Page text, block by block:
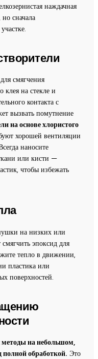
наждачная
сначала
смягчения
клея на стекле и
контакта с
вызвать помутнение
на основе хлористого
хорошей вентиляции
наносите
или кисти —
чтобы избежать
на низких или
эпоксид для
тепло в движении,
пластика или
поверхностей.
методы на небольшом,
полной обработкой. Это